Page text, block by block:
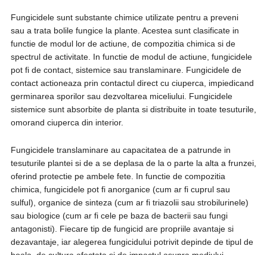
Fungicidele sunt substante chimice utilizate pentru a preveni
sau a trata bolile fungice la plante. Acestea sunt clasificate in
functie de modul lor de actiune, de compozitia chimica si de
spectrul de activitate. In functie de modul de actiune, fungicidele
pot fi de contact, sistemice sau translaminare. Fungicidele de
contact actioneaza prin contactul direct cu ciuperca, impiedicand
germinarea sporilor sau dezvoltarea miceliului. Fungicidele
sistemice sunt absorbite de planta si distribuite in toate tesuturile,
omorand ciuperca din interior.
Fungicidele translaminare au capacitatea de a patrunde in
tesuturile plantei si de a se deplasa de la o parte la alta a frunzei,
oferind protectie pe ambele fete. In functie de compozitia
chimica, fungicidele pot fi anorganice (cum ar fi cuprul sau
sulful), organice de sinteza (cum ar fi triazolii sau strobilurinele)
sau biologice (cum ar fi cele pe baza de bacterii sau fungi
antagonisti). Fiecare tip de fungicid are propriile avantaje si
dezavantaje, iar alegerea fungicidului potrivit depinde de tipul de